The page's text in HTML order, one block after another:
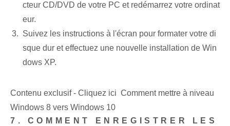
cteur CD/DVD de votre PC et redémarrez votre ordinat
eur.
Suivez les instructions à l'écran pour formater votre di
sque dur et effectuez une nouvelle installation de Win
dows XP.
Contenu exclusif - Cliquez ici Comment mettre à niveau
Windows 8 vers Windows 10
7. COMMENT ENREGISTRER LES